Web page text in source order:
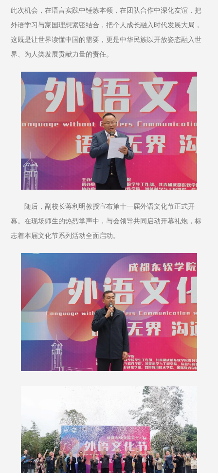
此次机会，在语言实践中锤炼本领，在团队合作中深化友谊，把
外语学习与家国理想紧密结合，把个人成长融入时代发展大局，
这既是让世界读懂中国的需要，更是中华民族以开放姿态融入世
界、为人类发展贡献力量的责任。
随后，副校长蒋利明教授宣布第十一届外语文化节正式开
幕。在现场师生的热烈掌声中，与会领导共同启动开幕礼炮，标
志着本届文化节系列活动全面启动。